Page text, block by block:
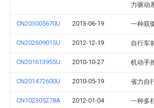
力驱动
CN203005670U 2013-06-19 一种双
CN202609015U 2012-12-19 自行车
CN201613955U 2010-10-27 机动手
CN201472600U 2010-05-19 省力自
CN102305278A 2012-01-04 一种多